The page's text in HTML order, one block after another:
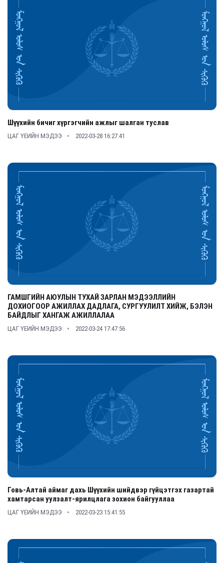
Шүүхийн бичиг хүргэгчийн ажлыг шалган туслав
ЦАГ ҮЕИЙН МЭДЭЭ 2022-03-28 16:27:41
ГАМШГИЙН АЮУЛЫН ТУХАЙ ЗАРЛАН МЭДЭЭЛЛИЙН
ДОХИОГООР АЖИЛЛАХ ДАДЛАГА, СУРГУУЛИЛТ ХИЙЖ, БЭЛЭН
БАЙДЛЫГ ХАНГАЖ АЖИЛЛАЛАА
ЦАГ ҮЕИЙН МЭДЭЭ 2022-03-24 17:47:56
Говь-Алтай аймаг дахь Шүүхийн шийдвэр гүйцэтгэх газартай
хамтарсан уулзалт-ярилцлага зохион байгууллаа
ЦАГ ҮЕИЙН МЭДЭЭ 2022-03-23 15:41:55